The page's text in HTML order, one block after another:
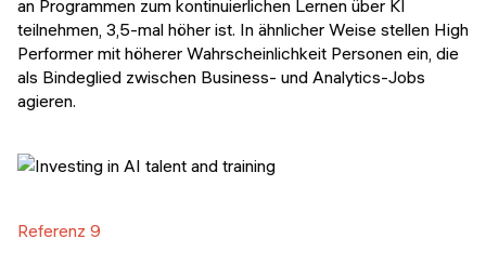
an Programmen zum kontinuierlichen Lernen über KI
teilnehmen, 3,5-mal höher ist. In ähnlicher Weise stellen High
Performer mit höherer Wahrscheinlichkeit Personen ein, die
als Bindeglied zwischen Business- und Analytics-Jobs
agieren.
Referenz 9